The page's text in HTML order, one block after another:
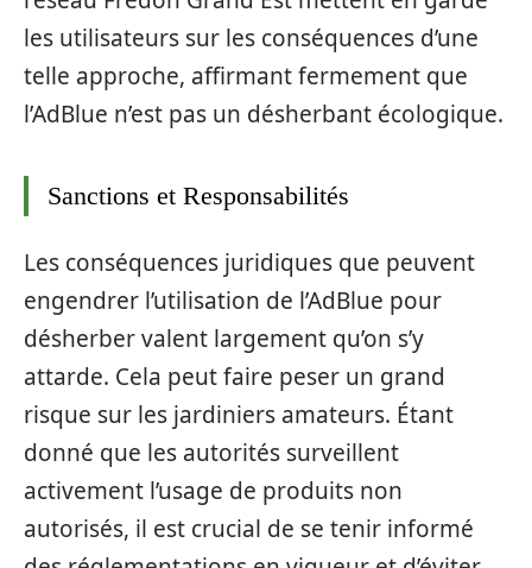
les utilisateurs sur les conséquences d’une
telle approche, affirmant fermement que
l’AdBlue n’est pas un désherbant écologique.
Sanctions et Responsabilités
Les conséquences juridiques que peuvent
engendrer l’utilisation de l’AdBlue pour
désherber valent largement qu’on s’y
attarde. Cela peut faire peser un grand
risque sur les jardiniers amateurs. Étant
donné que les autorités surveillent
activement l’usage de produits non
autorisés, il est crucial de se tenir informé